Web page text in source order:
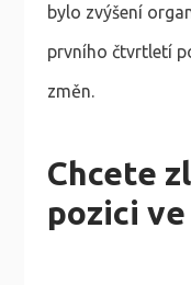
bylo zvýšení
prvního čtvrtletí
změn.
Chcete
pozici